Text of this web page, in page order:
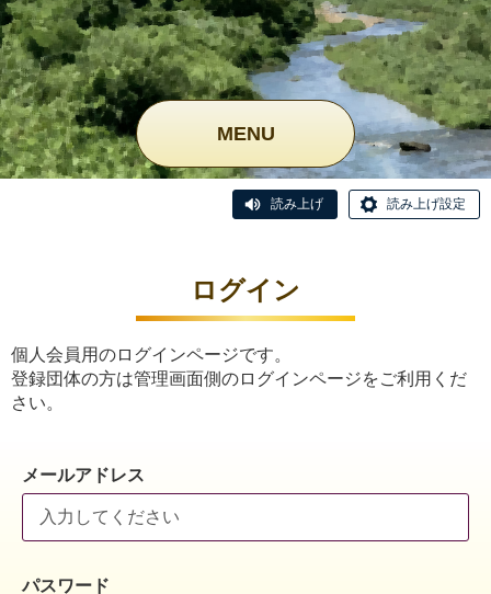
MENU
読み上げ 読み上げ設定
ログイン
個人会員用のログインページです。
登録団体の方は管理画面側のログインページをご利用くだ
さい。
メールアドレス
パスワード